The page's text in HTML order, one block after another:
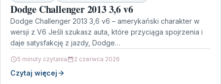
Dodge Challenger 2013 3,6 v6
Dodge Challenger 2013 3,6 v6 – amerykański charakter w
wersji z V6 Jeśli szukasz auta, które przyciąga spojrzenia i
daje satysfakcję z jazdy, Dodge…
5 minuty czytania 2 czerwca 2026
Czytaj więcej